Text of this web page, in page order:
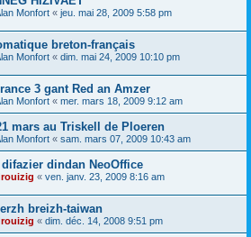
Monfort « jeu. mai 28, 2009 5:58 pm
breton-français
Monfort « dim. mai 24, 2009 10:10 pm
3 gant Red an Amzer
Monfort « mer. mars 18, 2009 9:12 am
mars au Triskell de Ploeren
Monfort « sam. mars 07, 2009 10:43 am
dindan NeoOffice
« ven. janv. 23, 2009 8:16 am
breizh-taiwan
« dim. déc. 14, 2008 9:51 pm